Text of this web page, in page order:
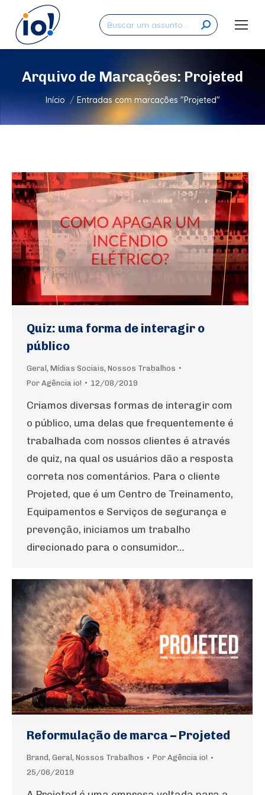
Search:
Arquivo de Marcações: Projeted
Você está aqui:
Início Entradas com marcações "Projeted"
Quiz: uma forma de interagir o
público
Geral , Mídias Sociais, Nossos Trabalhos
Por Agência io! 12/08/2019
Criamos diversas formas de interagir com
o público, uma delas que frequentemente é
trabalhada com nossos clientes é através
de quiz, na qual os usuários dão a resposta
correta nos comentários. Para o cliente
Projeted, que é um Centro de Treinamento,
Equipamentos e Serviços de segurança e
prevenção, iniciamos um trabalho
direcionado para o consumidor…
Reformulação de marca – Projeted
Brand, Geral , Nossos Trabalhos Por Agência io!
25/06/2019